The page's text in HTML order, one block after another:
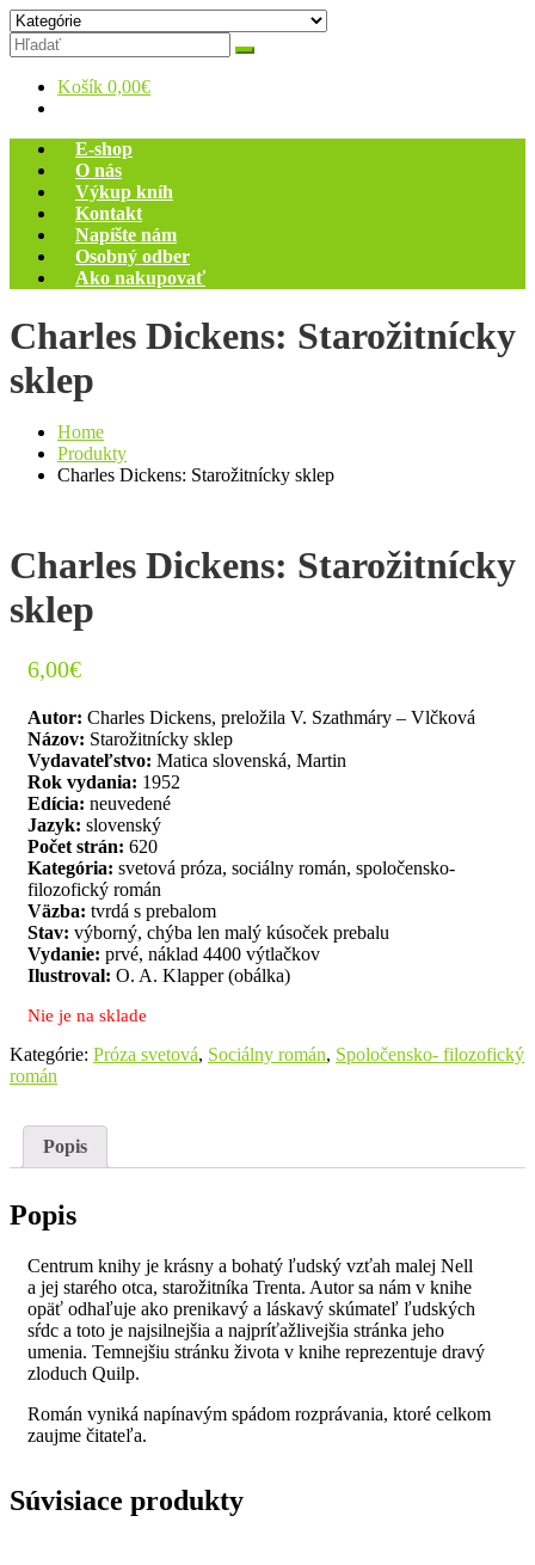
Skip
to
content
Zelený dom
Antikvariát
Košík 0,00€
E-shop
O nás
Výkup kníh
Kontakt
Napíšte nám
Osobný odber
Ako nakupovať
Charles Dickens: Starožitnícky
sklep
Home
Produkty
Charles Dickens: Starožitnícky sklep
Charles Dickens: Starožitnícky
sklep
6,00€
Autor: Charles Dickens, preložila V. Szathmáry – Vlčková
Názov: Starožitnícky sklep
Vydavateľstvo: Matica slovenská, Martin
Rok vydania: 1952
Edícia: neuvedené
Jazyk: slovenský
Počet strán: 620
Kategória: svetová próza, sociálny román, spoločensko-
filozofický román
Väzba: tvrdá s prebalom
Stav: výborný, chýba len malý kúsoček prebalu
Vydanie: prvé, náklad 4400 výtlačkov
Ilustroval: O. A. Klapper (obálka)
Nie je na sklade
Kategórie: Próza svetová, Sociálny román, Spoločensko- filozofický
román
Popis
Popis
Centrum knihy je krásny a bohatý ľudský vzťah malej Nell
a jej starého otca, starožitníka Trenta. Autor sa nám v knihe
opäť odhaľuje ako prenikavý a láskavý skúmateľ ľudských
sŕdc a toto je najsilnejšia a najpríťažlivejšia stránka jeho
umenia. Temnejšiu stránku života v knihe reprezentuje dravý
zloduch Quilp.
Román vyniká napínavým spádom rozprávania, ktoré celkom
zaujme čitateľa.
Súvisiace produkty